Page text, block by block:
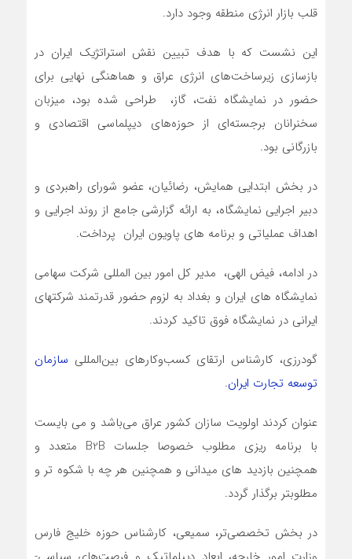
قلب بازار انرژی منطقه وجود دارد.
این نشست که با هدف تبیین نقش استراتژیک ایران در
بازسازی زیرساخت‌های انرژی عراق و هماهنگی نهایی برای
حضور در نمایشگاه نفت، گاز، طراحی شده بود، میزبان
سخنرانان برجسته‌ای از حوزه‌های دیپلماسی اقتصادی و
بازرگانی بود.
در بخش ابتدایی همایش، رضائیان، عضو شورای راهبردی و
دبیر اجرایی نمایشگاه، به ارائه گزارشی جامع از روند اجرایی و
اهداف عملیاتی و برنامه های پاویون ایران پرداخت.
در ادامه، فیض الهی، مدیر کل امور بین المللی شرکت سهامی
نمایشگاه های ایران و بغداد به لزوم حضور قدرتمند شرکتهای
ایرانی در نمایشگاه فوق تاکید کردند.
گودرزی، کارشناس ارتقای کسب‌وکارهای بین‌المللی سازمان
توسعه تجارت ایران.
عنوان کردند اولویت سازان کشور عراق می‌باشد ‌و می بایست
با برنامه ریزی مطلوب خصوصا جلسات B2B متعدد و
همچنین بازدید های میدانی و همچنین هر چه با شکوه تر و
مطلوبتر برگذار گردد.
در بخش تخصصی‌تر، سمیعی، کارشناس حوزه خلیج فارس